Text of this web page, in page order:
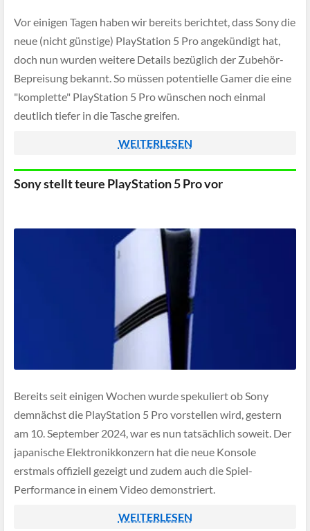
Vor einigen Tagen haben wir bereits berichtet, dass Sony die
neue (nicht günstige) PlayStation 5 Pro angekündigt hat,
doch nun wurden weitere Details bezüglich der Zubehör-
Bepreisung bekannt. So müssen potentielle Gamer die eine
"komplette" PlayStation 5 Pro wünschen noch einmal
deutlich tiefer in die Tasche greifen.
WEITERLESEN
Sony stellt teure PlayStation 5 Pro vor
Bereits seit einigen Wochen wurde spekuliert ob Sony
demnächst die PlayStation 5 Pro vorstellen wird, gestern
am 10. September 2024, war es nun tatsächlich soweit. Der
japanische Elektronikkonzern hat die neue Konsole
erstmals offiziell gezeigt und zudem auch die Spiel-
Performance in einem Video demonstriert.
WEITERLESEN